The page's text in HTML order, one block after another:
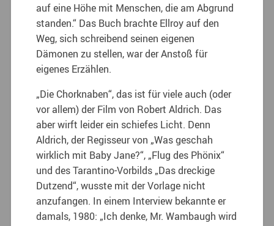
auf eine Höhe mit Menschen, die am Abgrund
standen.“ Das Buch brachte Ellroy auf den
Weg, sich schreibend seinen eigenen
Dämonen zu stellen, war der Anstoß für
eigenes Erzählen.
„Die Chorknaben“, das ist für viele auch (oder
vor allem) der Film von Robert Aldrich. Das
aber wirft leider ein schiefes Licht. Denn
Aldrich, der Regisseur von „Was geschah
wirklich mit Baby Jane?“, „Flug des Phönix“
und des Tarantino-Vorbilds „Das dreckige
Dutzend“, wusste mit der Vorlage nicht
anzufangen. In einem Interview bekannte er
damals, 1980: „Ich denke, Mr. Wambaugh wird